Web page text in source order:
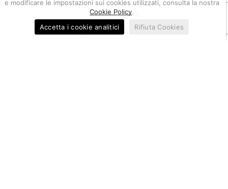
e modificare le impostazioni sui cookies utilizzati, consulta la nostra
Cookie Policy.
Accetta i cookie analitici
Rifiuta Cookies
Servizio clienti
Impostazione account